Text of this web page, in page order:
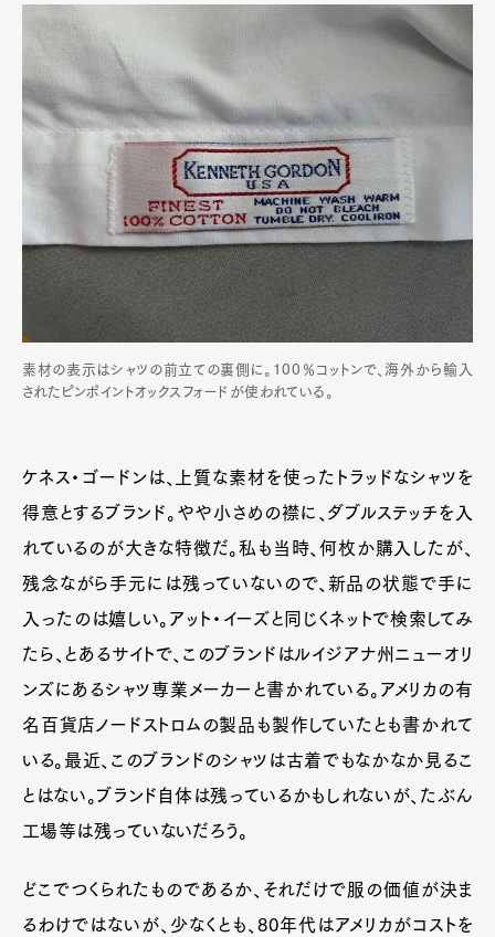
素材の表示はシャツの前立ての裏側に。100％コットンで、海外から輸入
されたピンポイントオックスフォードが使われている。
ケネス・ゴードンは、上質な素材を使ったトラッドなシャツを
得意とするブランド。やや小さめの襟に、ダブルステッチを入
れているのが大きな特徴だ。私も当時、何枚か購入したが、
残念ながら手元には残っていないので、新品の状態で手に
入ったのは嬉しい。アット・イーズと同じくネットで検索してみ
たら、とあるサイトで、このブランドはルイジアナ州ニューオリ
ンズにあるシャツ専業メーカーと書かれている。アメリカの有
名百貨店ノードストロムの製品も製作していたとも書かれて
いる。最近、このブランドのシャツは古着でもなかなか見るこ
とはない。ブランド自体は残っているかもしれないが、たぶん
工場等は残っていないだろう。
どこでつくられたものであるか、それだけで服の価値が決ま
るわけではないが、少なくとも、80年代はアメリカがコストを